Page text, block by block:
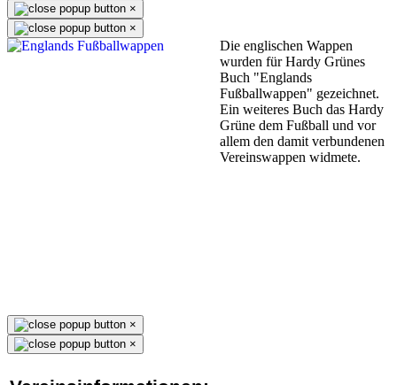
×
×
Die englischen Wappen
wurden für Hardy Grünes
Buch "Englands
Fußballwappen" gezeichnet.
Ein weiteres Buch das Hardy
Grüne dem Fußball und vor
allem den damit verbundenen
Vereinswappen widmete.
×
×